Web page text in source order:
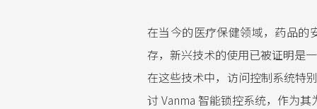
在当今的医疗保健领域，药品的
存，新兴技术的使用已被证明是
在这些技术中，访问控制系统特
讨 Vanma 智能锁控系统，作为